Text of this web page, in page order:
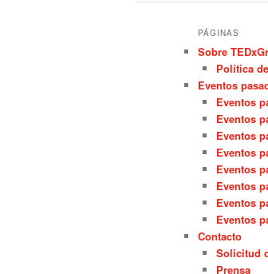
PÁGINAS
Sobre
Política
Eventos
Eventos
Eventos
Eventos
Eventos
Eventos
Eventos
Eventos
Eventos
Contacto
Solicitud
Prensa